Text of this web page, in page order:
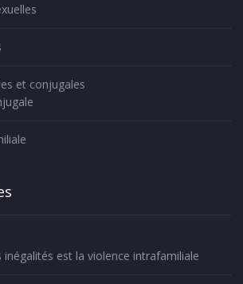
et conjugales
inégalités est la violence intrafamiliale